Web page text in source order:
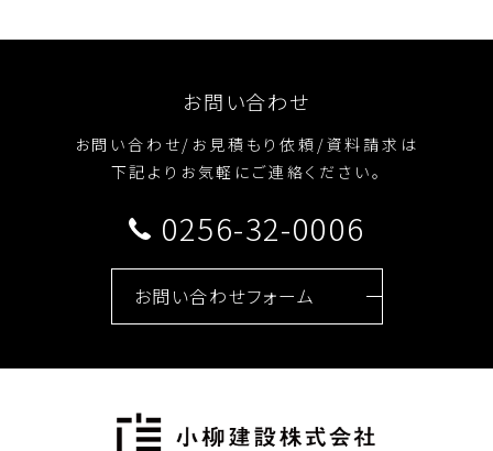
お問い合わせ
お問い合わせ/お見積もり依頼/資料請求は
下記よりお気軽にご連絡ください。
0256-32-0006
お問い合わせフォーム